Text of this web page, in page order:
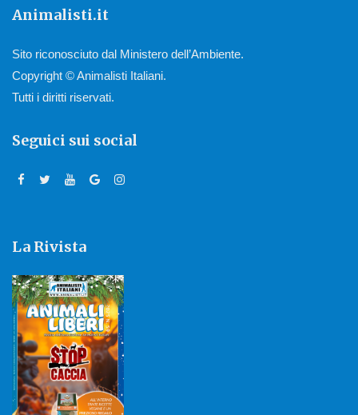
Animalisti.it
Sito riconosciuto dal Ministero dell’Ambiente.
Copyright © Animalisti Italiani.
Tutti i diritti riservati.
Seguici sui social
La Rivista